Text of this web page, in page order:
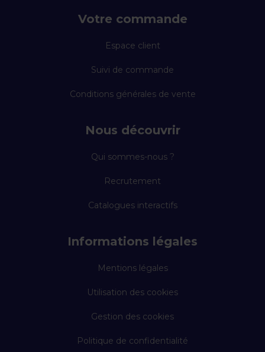
Votre commande
Espace client
Suivi de commande
Conditions générales de vente
Nous découvrir
Qui sommes-nous ?
Recrutement
Catalogues interactifs
Informations légales
Mentions légales
Utilisation des cookies
Gestion des cookies
Politique de confidentialité